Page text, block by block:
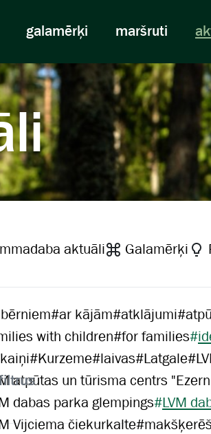
galamērķi maršruti
aktuāli Galamērķi
#ar kājām#atklājumi#
with children#for families#
#Kurzeme#laivas#Latgale#
atpūtas un tūrisma centrs
dabas parka glempings#LVM
Vijciema čiekurkalte#